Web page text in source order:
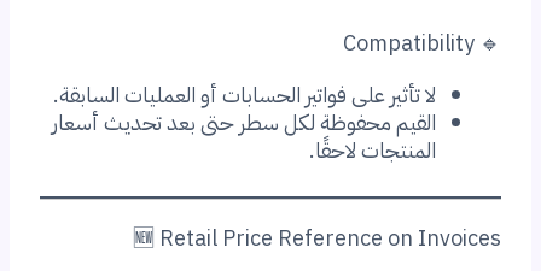
🔹 Compatibility
لا تأثير على فواتير الحسابات أو العمليات السابقة.
القيم محفوظة لكل سطر حتى بعد تحديث أسعار
المنتجات لاحقًا.
🆕 Retail Price Reference on Invoices